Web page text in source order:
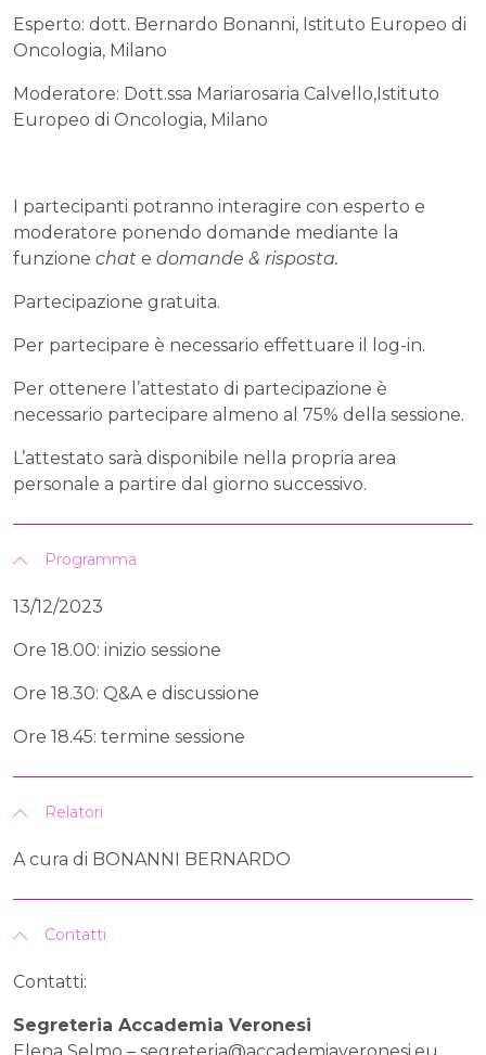
Esperto: dott. Bernardo Bonanni, Istituto Europeo di
Oncologia, Milano
Moderatore: Dott.ssa Mariarosaria Calvello,Istituto
Europeo di Oncologia, Milano
I partecipanti potranno interagire con esperto e
moderatore ponendo domande mediante la
funzione chat e domande & risposta.
Partecipazione gratuita.
Per partecipare è necessario effettuare il log-in.
Per ottenere l’attestato di partecipazione è
necessario partecipare almeno al 75% della sessione.
L’attestato sarà disponibile nella propria area
personale a partire dal giorno successivo.
Programma
13/12/2023
Ore 18.00: inizio sessione
Ore 18.30: Q&A e discussione
Ore 18.45: termine sessione
Relatori
A cura di BONANNI BERNARDO
Contatti
Contatti:
Segreteria Accademia Veronesi